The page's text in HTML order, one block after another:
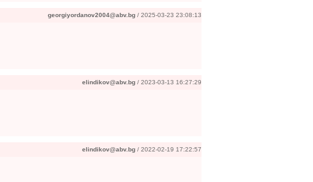
georgiyordanov2004@abv.bg / 2025-03-23 23:08:13
elindikov@abv.bg / 2023-03-13 16:27:29
elindikov@abv.bg / 2022-02-19 17:22:57